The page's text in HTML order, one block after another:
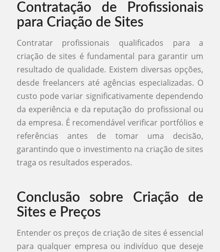
Contratação de Profissionais
para Criação de Sites
Contratar profissionais qualificados para a
criação de sites é fundamental para garantir um
resultado de qualidade. Existem diversas opções,
desde freelancers até agências especializadas. O
custo pode variar significativamente dependendo
da experiência e da reputação do profissional ou
da empresa. É recomendável verificar portfólios e
referências antes de tomar uma decisão,
garantindo que o investimento na criação de sites
traga os resultados esperados.
Conclusão sobre Criação de
Sites e Preços
Entender os preços de criação de sites é essencial
para qualquer empresa ou indivíduo que deseje